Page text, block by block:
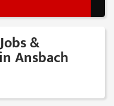
&
Ansbach